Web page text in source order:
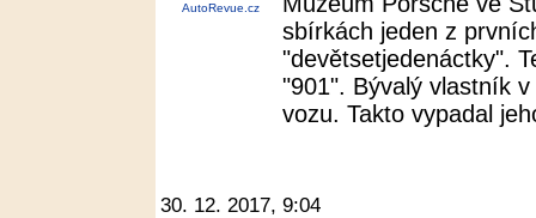
AutoRevue.cz
sbírkách jeden z
"devětsetjedenáctky".
"901". Bývalý vlastník
vozu. Takto vypadal
30. 12. 2017, 9:04